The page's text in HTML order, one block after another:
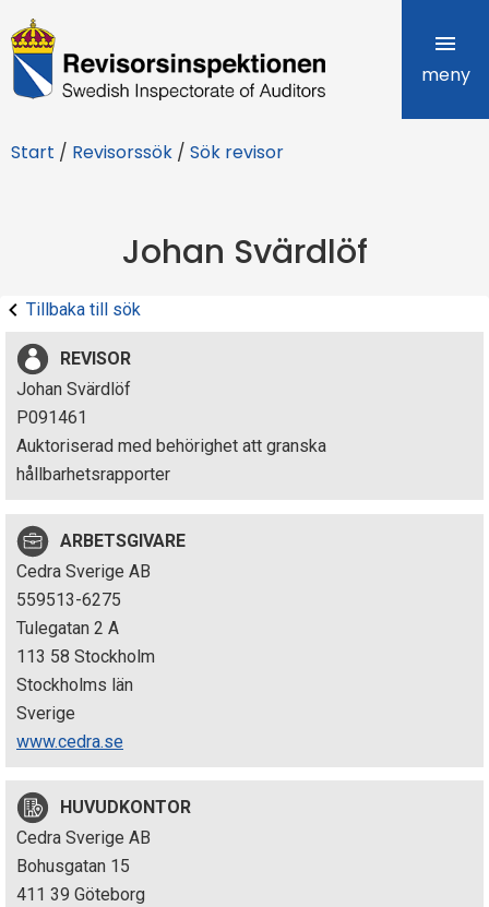
R
e
i
r
s
i
n
s
p
e
k
t
i
o
n
e
n
meny
Start / Revisorssök / Sök revisor
Johan Svärdlöf
Tillbaka till sök
REVISOR
Johan Svärdlöf
P091461
Auktoriserad med behörighet att granska
hållbarhetsrapporter
ARBETSGIVARE
Cedra Sverige AB
559513-6275
Tulegatan 2 A
113 58 Stockholm
Stockholms län
Sverige
www.cedra.se
HUVUDKONTOR
Cedra Sverige AB
Bohusgatan 15
411 39 Göteborg